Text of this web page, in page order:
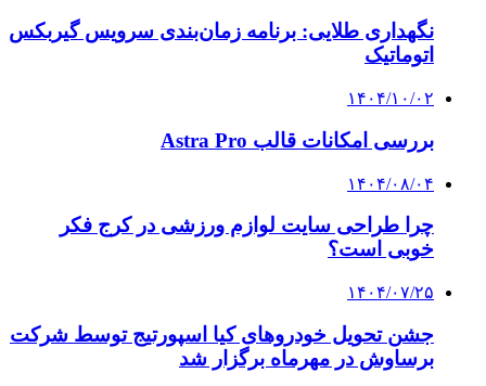
نگهداری طلایی: برنامه زمان‌بندی سرویس گیربکس
اتوماتیک
۱۴۰۴/۱۰/۰۲
بررسی امکانات قالب Astra Pro
۱۴۰۴/۰۸/۰۴
چرا طراحی سایت لوازم ورزشی در کرج فکر
خوبی است؟
۱۴۰۴/۰۷/۲۵
جشن تحویل خودروهای کیا اسپورتیج توسط شرکت
برساوش در مهرماه برگزار شد